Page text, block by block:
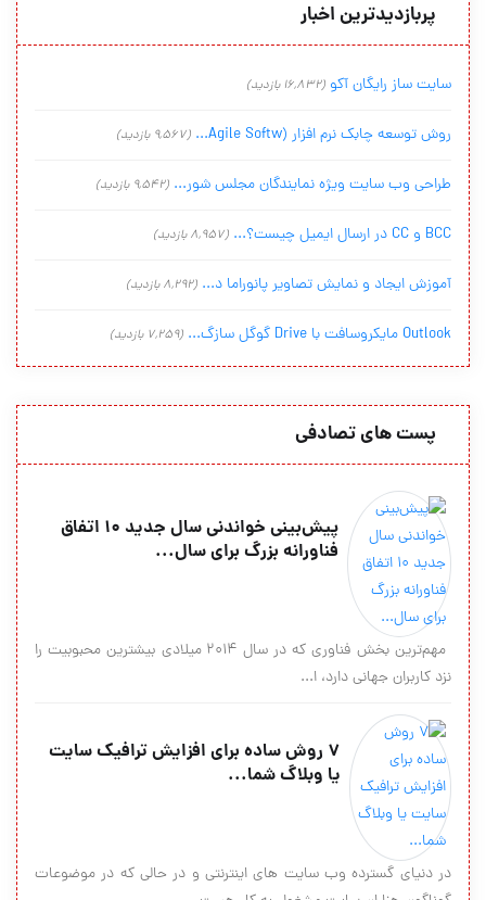
پربازدیدترین اخبار
سایت ساز رایگان آکو (16,832 بازدید)
روش توسعه چابک نرم افزار (Agile Softw... (9,567 بازدید)
طراحی وب سایت ویژه نمایندگان مجلس شور... (9,542 بازدید)
BCC و CC در ارسال ایمیل چیست؟... (8,957 بازدید)
آموزش ایجاد و نمایش تصاویر پانوراما د... (8,292 بازدید)
Outlook مایکروسافت با Drive گوگل سازگ... (7,259 بازدید)
پست های تصادفی
پیش‌بینی خواندنی سال جدید ۱۰ اتفاق
فناورانه بزرگ برای سال...
مهم‌ترین بخش فناوری که در سال ۲۰۱۴ میلادی بیشترین محبوبیت را
نزد کاربران جهانی دارد، ا...
7 روش ساده براي افزايش ترافيک سايت
يا وبلاگ شما...
در دنياي گسترده وب سايت هاي اينترنتي و در حالي که در موضوعات